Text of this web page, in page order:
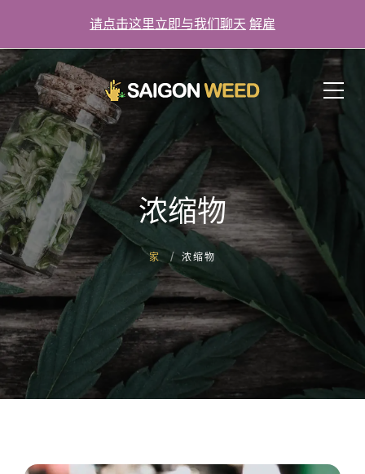
单击此处立即与我们聊天！
浓缩物
家 浓缩物
请点击这里立即与我们聊天 解雇